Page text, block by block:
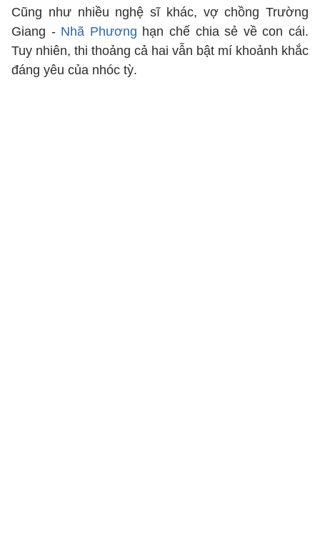
Cũng như nhiều nghệ sĩ khác, vợ chồng Trường
Giang - Nhã Phương hạn chế chia sẻ về con cái.
Tuy nhiên, thi thoảng cả hai vẫn bật mí khoảnh khắc
đáng yêu của nhóc tỳ.